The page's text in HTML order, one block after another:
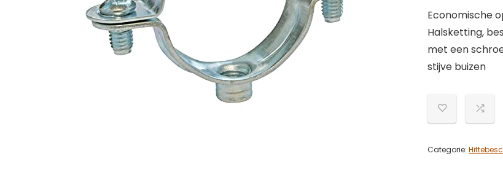
Economische
Halsketting,
met een
stijve buizen
Categorie: